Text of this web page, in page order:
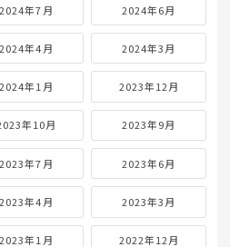
2024年7月 2024年6月
2024年4月 2024年3月
2024年1月 2023年12月
年10月 2023年9月
2023年7月 2023年6月
2023年4月 2023年3月
2023年1月 2022年12月